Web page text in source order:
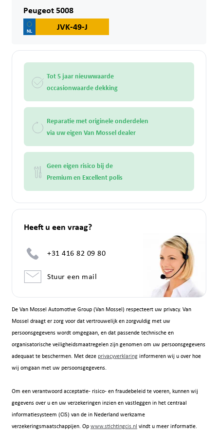
De Van Mossel Automotive Group (Van Mossel) respecteert uw privacy. Van
Mossel draagt er zorg voor dat vertrouwelijk en zorgvuldig met uw
persoonsgegevens wordt omgegaan, en dat passende technische en
organisatorische veiligheidsmaatregelen zijn genomen om uw persoonsgegevens
adequaat te beschermen. Met deze privacyverklaringinformeren wij u over hoe
wij omgaan met uw persoonsgegevens.
Om een verantwoord acceptatie- risico- en fraudebeleid te voeren, kunnen wij
gegevens over u en uw verzekeringen inzien en vastleggen in het centraal
informatiesysteem (CIS) van de in Nederland werkzame
verzekeringsmaatschappijen. Opwww.stichtingcis.nl vindt u meer informatie.
Peugeot 5008
JVK-49-J
Tot 5 jaar nieuwwaarde
occasionwaarde dekking
Reparatie met originele onderdelen
via uw eigen Van Mossel dealer
Geen eigen risico bij de
Premium en Excellent polis
Heeft u een vraag?
+31 416 82 09 80
Stuur een mail